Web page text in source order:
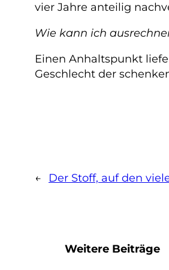
vier Jahre anteilig
Wie kann ich
Einen Anhaltspunkt
Geschlecht der
← Der Stoff, auf den
Weitere Beiträge